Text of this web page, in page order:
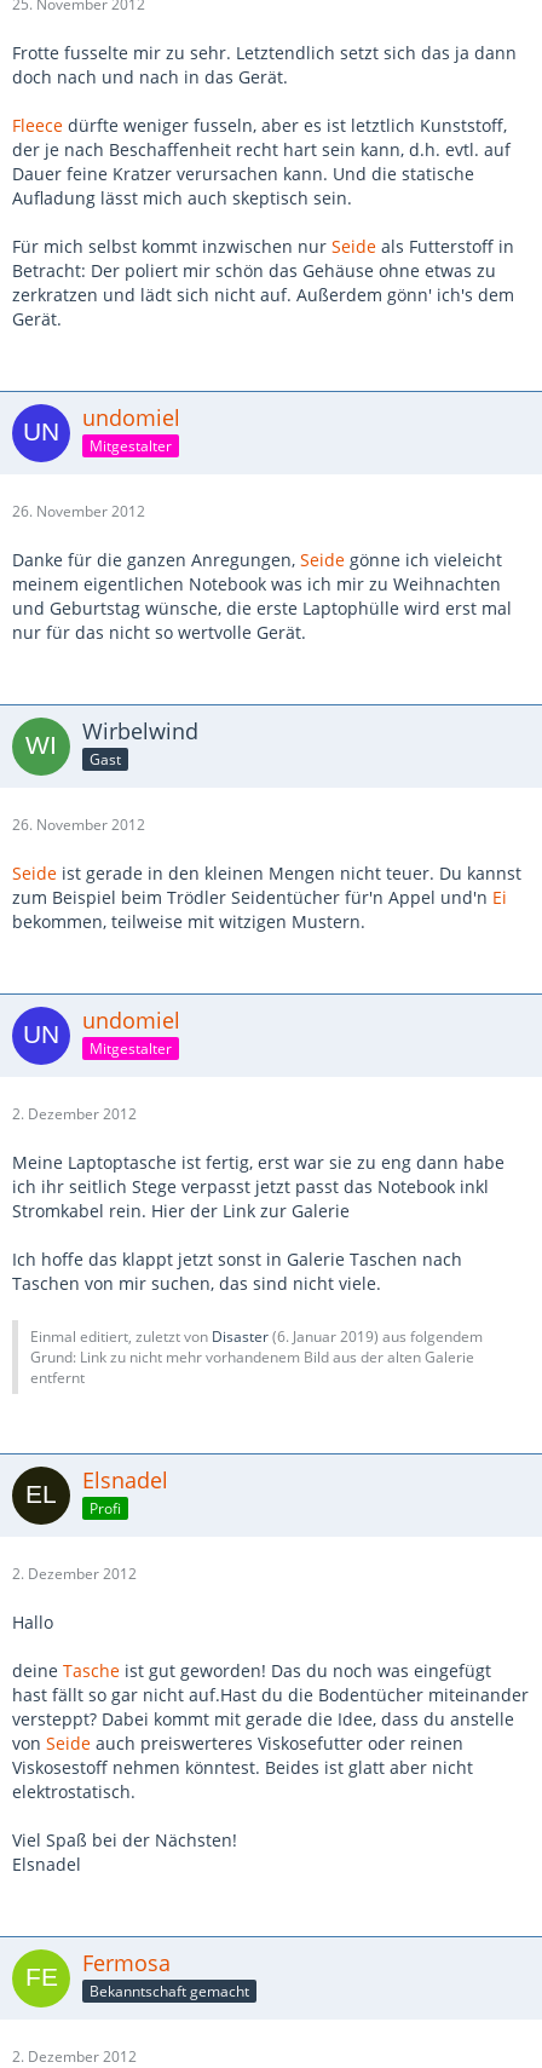
25. November 2012
Frotte fusselte mir zu sehr. Letztendlich setzt sich das ja dann
doch nach und nach in das Gerät.
Fleece dürfte weniger fusseln, aber es ist letztlich Kunststoff,
der je nach Beschaffenheit recht hart sein kann, d.h. evtl. auf
Dauer feine Kratzer verursachen kann. Und die statische
Aufladung lässt mich auch skeptisch sein.
Für mich selbst kommt inzwischen nur Seide als Futterstoff in
Betracht: Der poliert mir schön das Gehäuse ohne etwas zu
zerkratzen und lädt sich nicht auf. Außerdem gönn' ich's dem
Gerät.
undomiel
Mitgestalter
26. November 2012
Danke für die ganzen Anregungen, Seide gönne ich vieleicht
meinem eigentlichen Notebook was ich mir zu Weihnachten
und Geburtstag wünsche, die erste Laptophülle wird erst mal
nur für das nicht so wertvolle Gerät.
Wirbelwind
Gast
26. November 2012
Seide ist gerade in den kleinen Mengen nicht teuer. Du kannst
zum Beispiel beim Trödler Seidentücher für'n Appel und'n Ei
bekommen, teilweise mit witzigen Mustern.
undomiel
Mitgestalter
2. Dezember 2012
Meine Laptoptasche ist fertig, erst war sie zu eng dann habe
ich ihr seitlich Stege verpasst jetzt passt das Notebook inkl
Stromkabel rein. Hier der Link zur Galerie
Ich hoffe das klappt jetzt sonst in Galerie Taschen nach
Taschen von mir suchen, das sind nicht viele.
Einmal editiert, zuletzt von Disaster(6. Januar 2019) aus folgendem
Grund: Link zu nicht mehr vorhandenem Bild aus der alten Galerie
entfernt
Elsnadel
Profi
2. Dezember 2012
Hallo
deine Tasche ist gut geworden! Das du noch was eingefügt
hast fällt so gar nicht auf.Hast du die Bodentücher miteinander
versteppt? Dabei kommt mit gerade die Idee, dass du anstelle
von Seide auch preiswerteres Viskosefutter oder reinen
Viskosestoff nehmen könntest. Beides ist glatt aber nicht
elektrostatisch.
Viel Spaß bei der Nächsten!
Elsnadel
Fermosa
Bekanntschaft gemacht
2. Dezember 2012